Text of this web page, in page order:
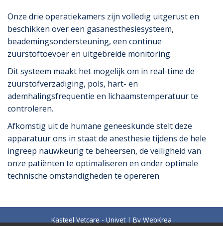
Onze drie operatiekamers zijn volledig uitgerust en
beschikken over een gasanesthesiesysteem,
beademingsondersteuning, een continue
zuurstoftoevoer en uitgebreide monitoring.
Dit systeem maakt het mogelijk om in real-time de
zuurstofverzadiging, pols, hart- en
ademhalingsfrequentie en lichaamstemperatuur te
controleren.
Afkomstig uit de humane geneeskunde stelt deze
apparatuur ons in staat de anesthesie tijdens de hele
ingreep nauwkeurig te beheersen, de veiligheid van
onze patiënten te optimaliseren en onder optimale
technische omstandigheden te opereren
Kasteel Vetcare - Univet | By WebKrea